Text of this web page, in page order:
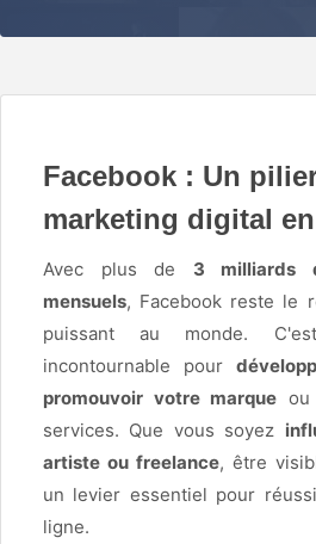
Facebook : Un
marketing digital en
Avec plus de 3 milliards
mensuels, Facebook reste le
puissant au monde.
incontournable pour
promouvoir votre marque ou
services. Que vous soyez
artiste ou freelance, être
un levier essentiel pour
ligne.